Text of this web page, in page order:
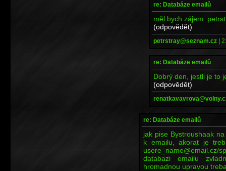
re: Databáze emailů
měl bych zájem.
(odpovědět)
petrstray@seznam.cz |
re: Databáze emailů
Dobrý den, jestli je to
(odpovědět)
re: Databáze emailů
jak pise Bystroushaak
k emailu, akorat je
databazi emailu
hromadnou upravou